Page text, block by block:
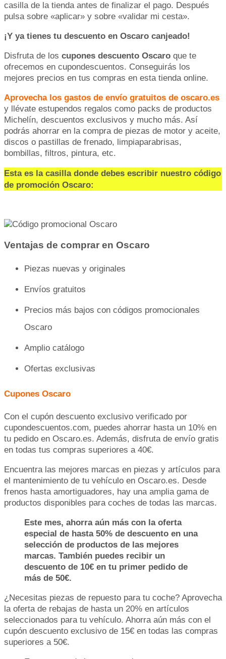
casilla de la tienda antes de finalizar el pago. Después
pulsa sobre «aplicar» y sobre «validar mi cesta».
¡Y ya tienes tu descuento en Oscaro canjeado!
Disfruta de los cupones descuento Oscaro que te
ofrecemos en cupondescuentos. Conseguirás los
mejores precios en tus compras en esta tienda online.
Aprovecha los gastos de envío gratuitos de oscaro.es
y llévate estupendos regalos como packs de productos
Michelín, descuentos exclusivos y mucho más. Así
podrás ahorrar en la compra de piezas de motor y aceite,
discos o pastillas de frenado, limpiaparabrisas,
bombillas, filtros, pintura, etc.
Esta es la casilla donde debes escribir nuestro código
de promoción Oscaro:
Ventajas de comprar en Oscaro
Piezas nuevas y originales
Envíos gratuitos
Precios más bajos con códigos promocionales
Oscaro
Amplio catálogo
Ofertas exclusivas
Cupones Oscaro
Con el cupón descuento exclusivo verificado por
cupondescuentos.com, puedes ahorrar hasta un 10% en
tu pedido en Oscaro.es. Además, disfruta de envío gratis
en todas tus compras superiores a 40€.
Encuentra las mejores marcas en piezas y artículos para
el mantenimiento de tu vehículo en Oscaro.es. Desde
frenos hasta amortiguadores, hay una amplia gama de
productos disponibles para coches de todas las marcas.
Este mes, ahorra aún más con la oferta
especial de hasta 50% de descuento en una
selección de productos de las mejores
marcas. También puedes recibir un
descuento de 10€ en tu primer pedido de
más de 50€.
¿Necesitas piezas de repuesto para tu coche? Aprovecha
la oferta de rebajas de hasta un 20% en artículos
seleccionados para tu vehículo. Ahorra aún más con el
cupón descuento exclusivo de 15€ en todas las compras
superiores a 50€.